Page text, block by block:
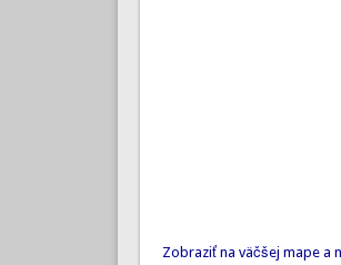
Zobraziť na väčšej mape a